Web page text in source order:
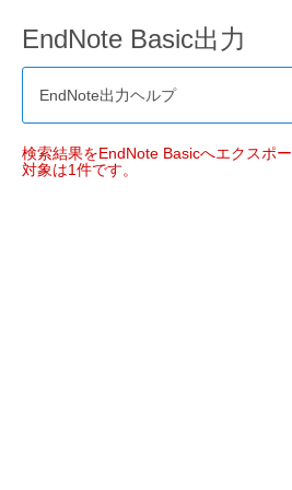
EndNote Basic出力
EndNote出力ヘルプ
検索結果をEndNote Basicへエクスポー
対象は1件です。